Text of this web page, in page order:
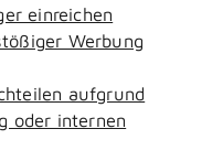
einreichen
Werbung
aufgrund
oder internen